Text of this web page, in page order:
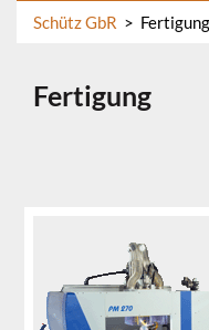
Schütz GbR > Fertigung
Fertigung